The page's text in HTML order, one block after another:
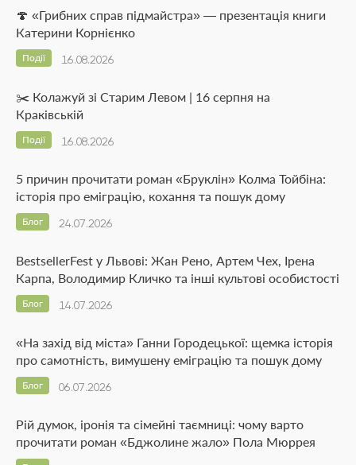
🍄 «Грибних справ підмайстра» — презентація книги
Катерини Корнієнко
16.08.2026
Події
✂️ Колажуй зі Старим Левом | 16 серпня на
Краківській
16.08.2026
Події
5 причин прочитати роман «Бруклін» Колма Тойбіна:
історія про еміграцію, кохання та пошук дому
24.07.2026
Блог
BestsellerFest у Львові: Жан Рено, Артем Чех, Ірена
Карпа, Володимир Кличко та інші культові особистості
14.07.2026
Блог
«На захід від міста» Ганни Городецької: щемка історія
про самотність, вимушену еміграцію та пошук дому
06.07.2026
Блог
Рій думок, іронія та сімейні таємниці: чому варто
прочитати роман «Бджолине жало» Пола Мюррея